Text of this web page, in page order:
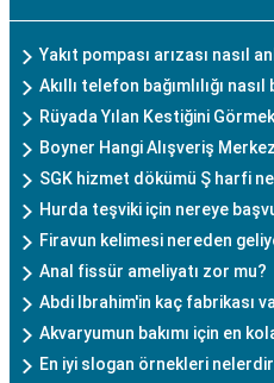
Yakıt pompası arızası nasıl
Akıllı telefon bağımlılığı nasıl
Rüyada Yılan Kestiğini Görmek
Boyner Hangi Alışveriş
SGK hizmet dökümü Ş harfi
Hurda teşviki için nereye
Firavun kelimesi nereden
Anal fissür ameliyatı zor mu?
Abdi Ibrahim'in kaç fabrikası
Akvaryumun bakımı için en
En iyi slogan örnekleri